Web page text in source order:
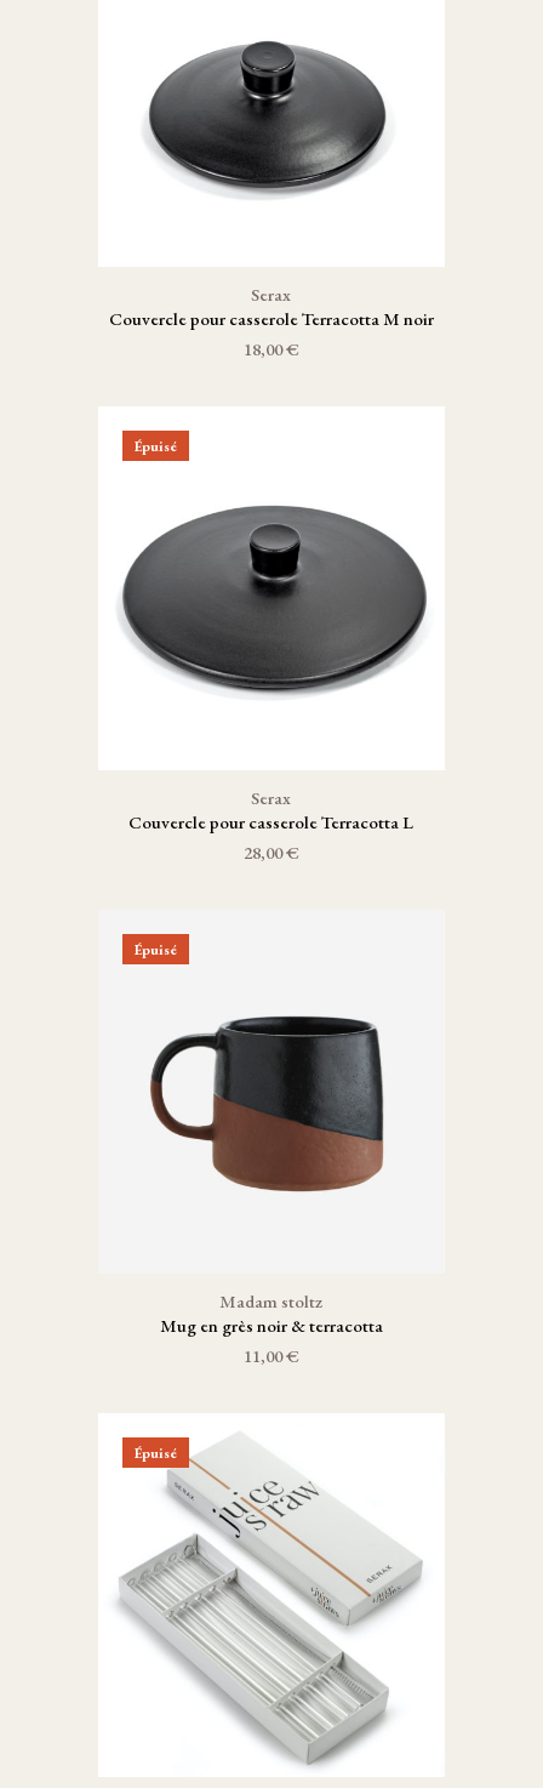
Serax
Couvercle pour casserole Terracotta M noir
18,00 €
Épuisé
Serax
Couvercle pour casserole Terracotta L
28,00 €
Épuisé
Madam stoltz
Mug en grès noir & terracotta
11,00 €
Épuisé